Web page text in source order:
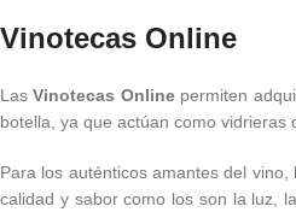
Vinotecas Online
LasVinotecas Onlinepermiten
botella, ya que actúan como vidrieras
Para los auténticos amantes del vino,
calidad y sabor como los son la luz,